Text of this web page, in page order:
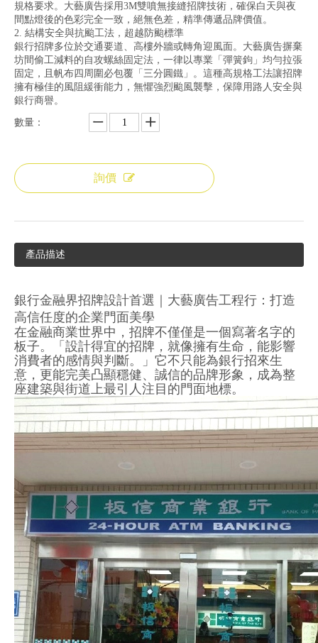
規格要求。大藝廣告採用3M雙噴無接縫招牌技術，確保白天與夜
間點燈後的色彩完全一致，絕無色差，精準傳遞品牌價值。
2. 結構安全與抗颱工法，超越防颱標準
銀行招牌多位於交通要道、高樓外牆或轉角迎風面。大藝廣告摒棄
坊間偷工減料的自攻螺絲固定法，一律以專業「彈簧鉤」均勻拉張
固定，且帆布四周圍必包覆「三分圓鐵」。這種高規格工法讓招牌
擁有極佳的風阻緩衝能力，無懼強烈颱風襲擊，保障用路人安全與
銀行商譽。
數量：
詢價
產品描述
銀行金融界招牌設計首選｜大藝廣告工程行：打造
高信任度的企業門面美學
在金融商業世界中，招牌不僅僅是一個寫著名字的
板子。「設計得宜的招牌，就像擁有生命，能影響
消費者的感情與判斷。」它不只能為銀行招來生
意，更能完美凸顯穩健、誠信的品牌形象，成為整
座建築與街道上最引人注目的門面地標。